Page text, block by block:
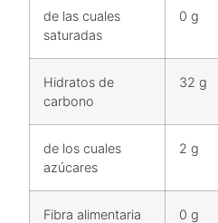
de las cuales
saturadas
0 g
Hidratos de
carbono
32 g
de los cuales
azúcares
2 g
Fibra alimentaria 0 g